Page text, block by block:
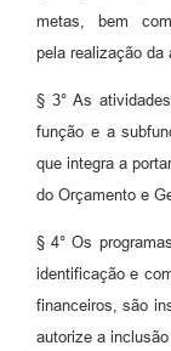
metas, bem
pela realização da
§ 3° As
função e a
que integra a
do Orçamento e
§ 4° Os
identificação e
financeiros, são
autorize a